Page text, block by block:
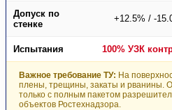
Допуск по
стенке
+12.5% / -
Испытания 100% УЗК
Важное требование ТУ: На
плены, трещины, закаты и рванины.
только с полным пакетом
объектов Ростехнадзора.